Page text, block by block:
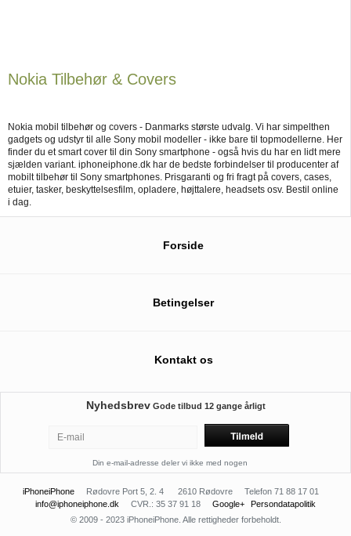
Nokia Tilbehør & Covers
Nokia mobil tilbehør og covers - Danmarks største udvalg. Vi har simpelthen
gadgets og udstyr til alle Sony mobil modeller - ikke bare til topmodellerne. Her
finder du et smart cover til din Sony smartphone - også hvis du har en lidt mere
sjælden variant. iphoneiphone.dk har de bedste forbindelser til producenter af
mobilt tilbehør til Sony smartphones. Prisgaranti og fri fragt på covers, cases,
etuier, tasker, beskyttelsesfilm, opladere, højttalere, headsets osv. Bestil online
i dag.
Forside
Betingelser
Kontakt os
Nyhedsbrev Gode tilbud 12 gange årligt
Din e-mail-adresse deler vi ikke med nogen
iPhoneiPhone Rødovre Port 5, 2. 4 2610 Rødovre
Telefon 71 88 17 01
info@iphoneiphone.dk
CVR.: 35 37 91 18 Google+
Persondatapolitik
© 2009 - 2023 iPhoneiPhone. Alle rettigheder forbeholdt.